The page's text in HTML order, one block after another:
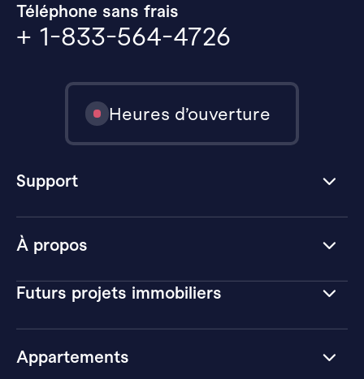
À propos
Futurs projets immobiliers
Appartements
Téléphone sans frais
+ 1-833-564-4726
Heures d’ouverture
Support